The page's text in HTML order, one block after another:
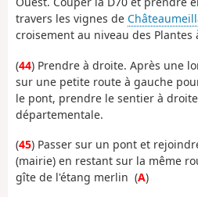
travers les vignes de
croisement au niveau des Plantes
(44) Prendre à droite. Après une
sur une petite route à gauche
le pont, prendre le sentier à
départementale.
(45) Passer sur un pont et
(mairie) en restant sur la même
gîte de l'étang merlin (A)